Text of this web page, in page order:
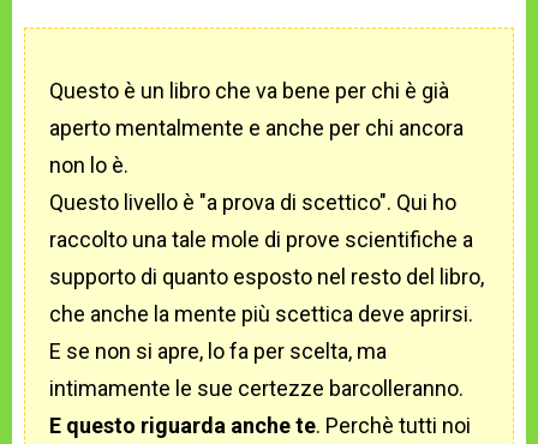
Questo è un libro che va bene per chi è già
aperto mentalmente e anche per chi ancora
non lo è.
Questo livello è "a prova di scettico". Qui ho
raccolto una tale mole di prove scientifiche a
supporto di quanto esposto nel resto del libro,
che anche la mente più scettica deve aprirsi.
E se non si apre, lo fa per scelta, ma
intimamente le sue certezze barcolleranno.
E questo riguarda anche te. Perchè tutti noi